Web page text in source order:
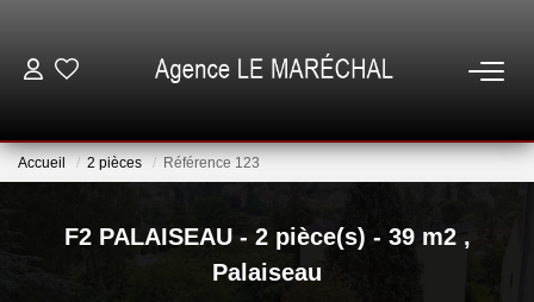
NOTRE AGENCE
Accueil 2 pièces Référence 123
F2 PALAISEAU - 2 pièce(s) - 39 m2 ,
Palaiseau